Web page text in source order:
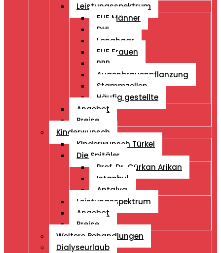
Leistungsspektrum
FUE Männer
DHI
Longhaar
FUE Frauen
PRP
Augenbrauenpflanzung
Stammzellen
Häufig gestellte
Angebot
Preise
Kinderwunsch
Kinderwunsch Türkei
Die Spitäler
Prof. Dr. Gürkan Arikan
Istanbul
Antalya
Leistungsspektrum
Angebot
Preise
Weitere Behandlungen
Dialyseurlaub